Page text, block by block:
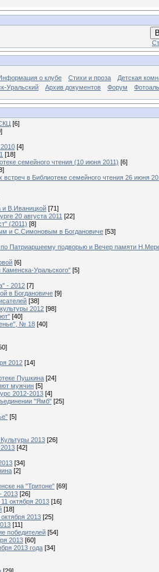
о клубе Стихи и проза
Детская
Уральский
Архив документов Форум
[6]
[4]
[18]
семейного чтения (10 июня 2011) [6]
в Библиотеке семейного чтения 26 июня
и В.Иваницкой [71]
20 августа 2011 [22]
(2011) [8]
и С.Симоновым в Богдановиче [53]
Патриаршеему подворью и Вечер памяти
[6]
Каменска-Уральского" [5]
- 2012 [7]
в Богдановиче [9]
[38]
2012 [98]
[40]
№ 18 [40]
2012 [14]
Пушкина [24]
мужчин [5]
2012-2013 [4]
"Ямб" [25]
[5]
2013 [26]
[42]
[34]
[2]
на "Тритоне" [69]
2013 [26]
октября 2013 [16]
[18]
2013 [25]
[11]
победителей [54]
2013 [60]
2013 года [34]